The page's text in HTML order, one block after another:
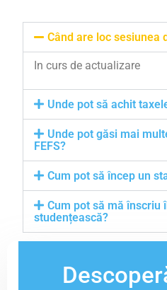
Când are loc sesiunea
In curs de actualizare
Unde pot să achit
Unde pot găsi mai
FEFS?
Cum pot să încep un
Cum pot să mă înscriu
studențească?